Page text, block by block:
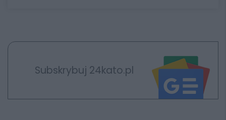
Subskrybuj 24kato.pl